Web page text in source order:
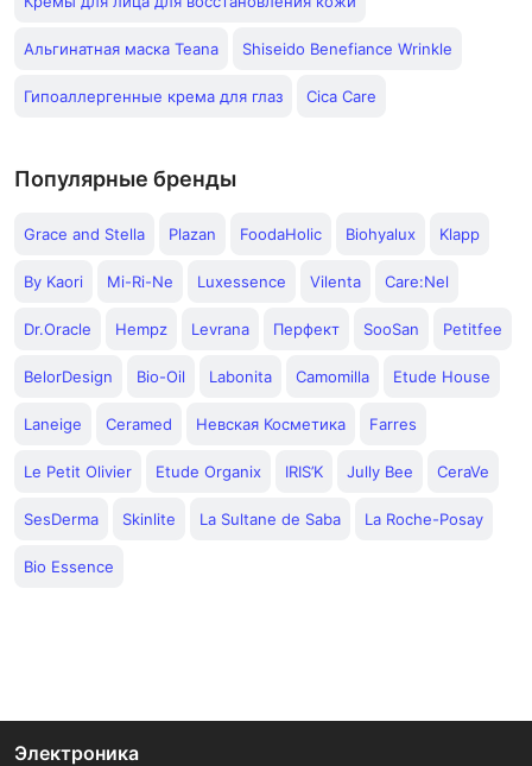
Альгинатная маска Teana Shiseido Benefiance Wrinkle
Гипоаллергенные крема для глаз Cica Care
Популярные бренды
Grace and Stella Plazan FoodaHolic Biohyalux Klapp
By Kaori Mi-Ri-Ne Luxessence Vilenta Care:Nel
Dr.Oracle Hempz Levrana Перфект SooSan Petitfee
BelorDesign Bio-Oil Labonita Camomilla Etude House
Laneige Ceramed Невская Косметика Farres
Le Petit Olivier Etude Organix IRIS’K Jully Bee CeraVe
SesDerma Skinlite La Sultane de Saba La Roche-Posay
Bio Essence
Электроника